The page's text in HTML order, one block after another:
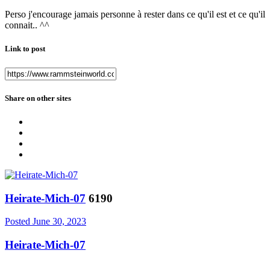
Perso j'encourage jamais personne à rester dans ce qu'il est et ce qu'il
connait.. ^^
Link to post
Share on other sites
Heirate-Mich-07 6190
Posted June 30, 2023
Heirate-Mich-07